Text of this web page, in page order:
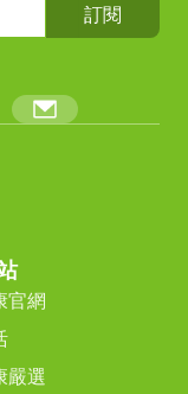
訂閱
官網
嚴選